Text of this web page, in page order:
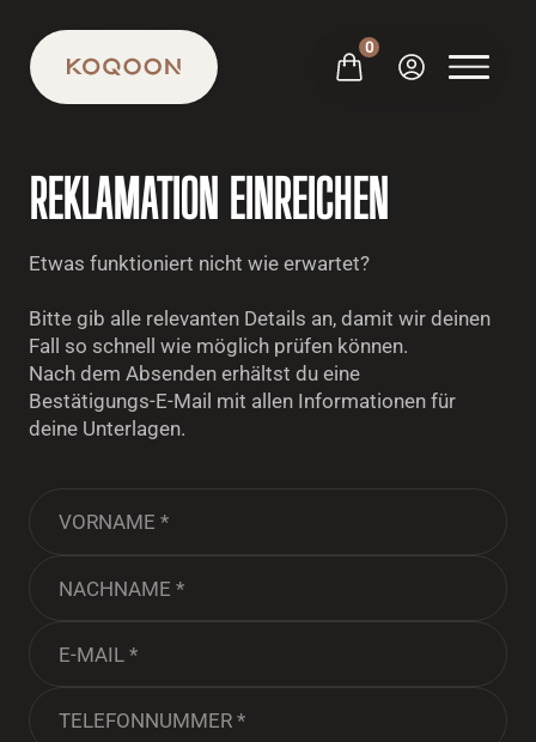
Grill
Trolley
Über uns
Händlersuche
FAQ
JETZT BESTELLEN
0
REKLAMATION EINREICHEN
Etwas funktioniert nicht wie erwartet?
Bitte gib alle relevanten Details an, damit wir deinen
Fall so schnell wie möglich prüfen können.
Nach dem Absenden erhältst du eine
Bestätigungs‑E‑Mail mit allen Informationen für
deine Unterlagen.